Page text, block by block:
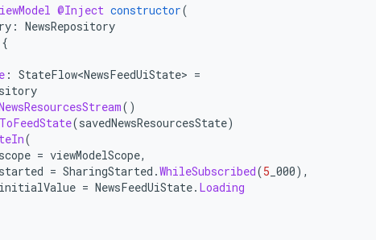
@Inject constructor(
: NewsRepository
{
: StateFlow<NewsFeedUiState> =
()
(savedNewsResourcesState)
(
scope = viewModelScope,
started = SharingStarted .WhileSubscribed(5 _000),
initialValue = NewsFeedUiState. Loading